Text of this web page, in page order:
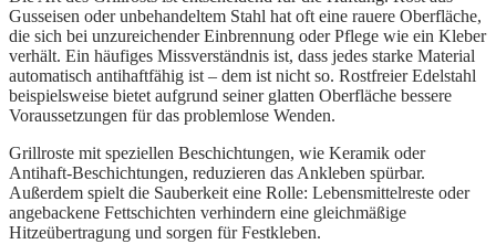
Gusseisen oder unbehandeltem Stahl hat oft eine rauere Oberfläche,
die sich bei unzureichender Einbrennung oder Pflege wie ein Kleber
verhält. Ein häufiges Missverständnis ist, dass jedes starke Material
automatisch antihaftfähig ist – dem ist nicht so. Rostfreier Edelstahl
beispielsweise bietet aufgrund seiner glatten Oberfläche bessere
Voraussetzungen für das problemlose Wenden.
Grillroste mit speziellen Beschichtungen, wie Keramik oder
Antihaft-Beschichtungen, reduzieren das Ankleben spürbar.
Außerdem spielt die Sauberkeit eine Rolle: Lebensmittelreste oder
angebackene Fettschichten verhindern eine gleichmäßige
Hitzeübertragung und sorgen für Festkleben.